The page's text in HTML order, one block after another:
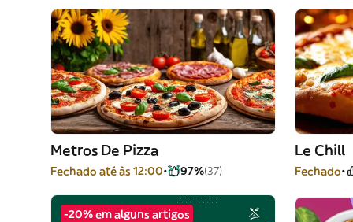
Metros De Pizza
Fechado até às 12:00 97%(37)
Le Chill
Fechado
-20% em alguns artigos